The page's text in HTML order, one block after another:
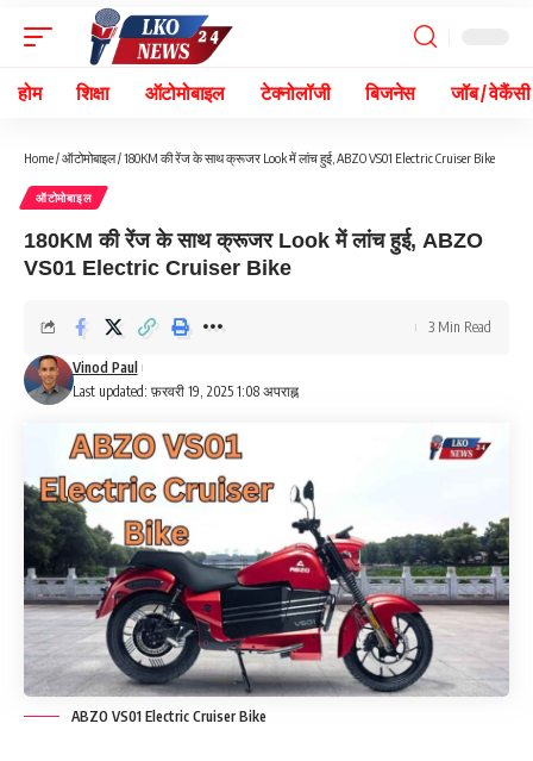
होम शिक्षा ऑटोमोबाइल टेक्नोलॉजी बिजनेस जॉब / वेकैंसी
Home/ऑटोमोबाइल/180KM की रेंज के साथ क्रूजर Look में लांच हुई, ABZO VS01 Electric Cruiser Bike
ऑटोमोबाइल
180KM की रेंज के साथ क्रूजर Look में लांच हुई, ABZO
VS01 Electric Cruiser Bike
Last updated: फ़रवरी 19, 2025 1:08 अपराह्न
Vinod Paul
3 Min Read
ABZO VS01 Electric Cruiser Bike